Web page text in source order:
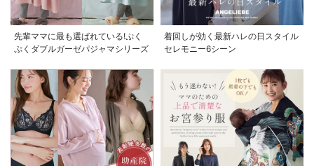
先輩ママに最も選ばれている!ぷく
ぷくダブルガーゼパジャマシリーズ
着回しが効く最新ハレの日スタイル
セレモニー6シーン